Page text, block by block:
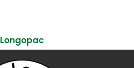
Longopac